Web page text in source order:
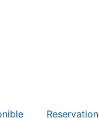
Reservation